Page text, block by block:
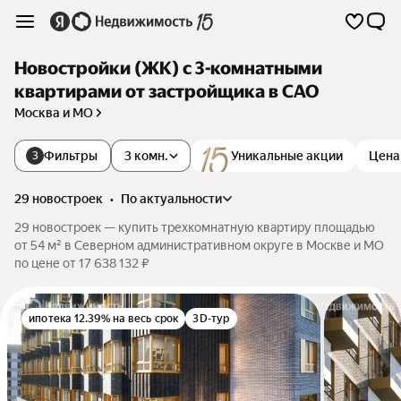
Новостройки (ЖК) с 3-комнатными
квартирами от застройщика в САО
Москва и МО
3 Фильтры Уникальные акции Цена
3 комн.
29 новостроек •
по актуальности
29 новостроек — купить трехкомнатную квартиру площадью
от 54 м² в Северном административном округе в Москве и МО
по цене от 17 638 132 ₽
ипотека 12.39% на весь срок 3D-тур